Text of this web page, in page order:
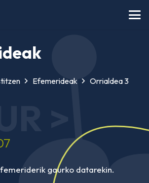
Efemerideak Orrialdea 3
gaurko datarekin.